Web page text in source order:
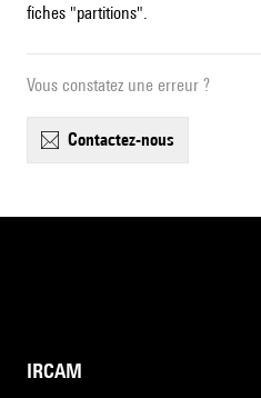
fiches "partitions".
Vous constatez une erreur ?
contactez-nous
IRCAM